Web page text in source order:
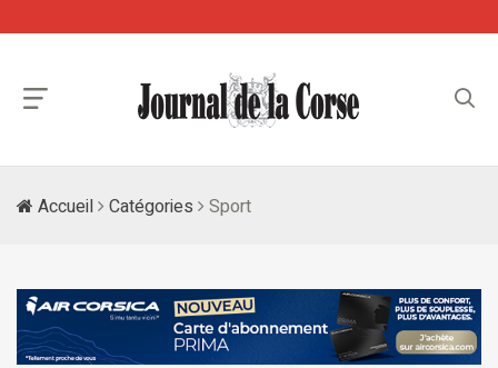
Accueil Catégories Sport